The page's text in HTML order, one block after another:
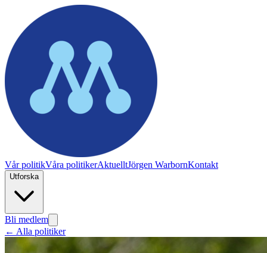
Vår politikVåra politikerAktuelltJörgen WarbornKontakt
Utforska
Bli medlem
← Alla politiker